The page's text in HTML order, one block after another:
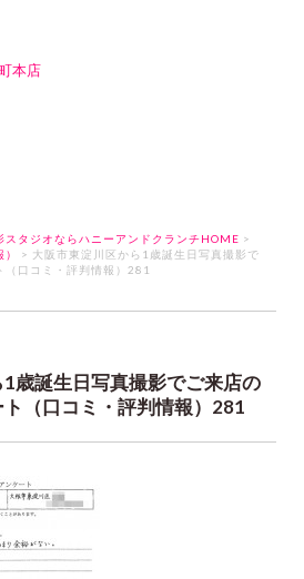
本店
スタジオならハニーアンドクランチHOME >
> 大阪市東淀川区から1歳誕生日写真撮影で
（口コミ・評判情報）281
歳誕生日写真撮影でご来店の
（口コミ・評判情報）281